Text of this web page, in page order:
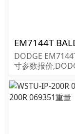
DODGE
寸参数报价